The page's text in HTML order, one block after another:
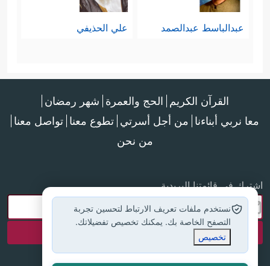
عبدالباسط عبدالصمد علي الحذيفي
القرآن الكريم الحج والعمرة شهر رمضان
معا نربي أبناءنا من أجل أسرتي تطوع معنا تواصل معنا
من نحن
اشترك في قائمتنا البريدية
نستخدم ملفات تعريف الارتباط لتحسين تجربة
التصفح الخاصة بك. يمكنك تخصيص تفضيلاتك.
تخصيص